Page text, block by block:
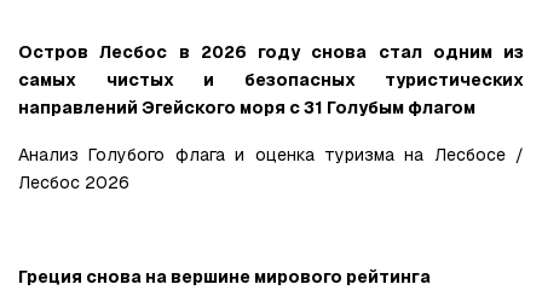
Остров Лесбос в 2026 году снова стал одним из
самых чистых и безопасных туристических
направлений Эгейского моря с 31 Голубым флагом
Анализ Голубого флага и оценка туризма на Лесбосе /
Лесбос 2026
Греция снова на вершине мирового рейтинга